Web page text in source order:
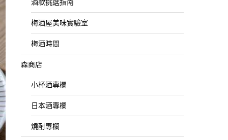
酒款挑選指南
梅酒屋美味實驗室
梅酒時間
森商店
小杯酒專欄
日本酒專欄
燒酎專欄